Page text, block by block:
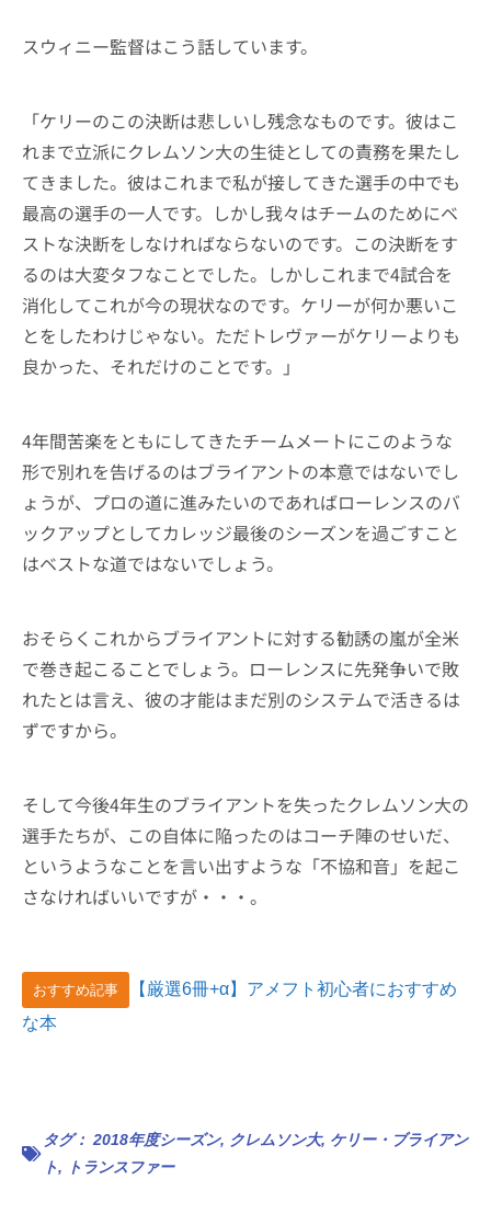
スウィニー監督はこう話しています。
「ケリーのこの決断は悲しいし残念なものです。彼はこ
れまで立派にクレムソン大の生徒としての責務を果たし
てきました。彼はこれまで私が接してきた選手の中でも
最高の選手の一人です。しかし我々はチームのためにベ
ストな決断をしなければならないのです。この決断をす
るのは大変タフなことでした。しかしこれまで4試合を
消化してこれが今の現状なのです。ケリーが何か悪いこ
とをしたわけじゃない。ただトレヴァーがケリーよりも
良かった、それだけのことです。」
4年間苦楽をともにしてきたチームメートにこのような
形で別れを告げるのはブライアントの本意ではないでし
ょうが、プロの道に進みたいのであればローレンスのバ
ックアップとしてカレッジ最後のシーズンを過ごすこと
はベストな道ではないでしょう。
おそらくこれからブライアントに対する勧誘の嵐が全米
で巻き起こることでしょう。ローレンスに先発争いで敗
れたとは言え、彼の才能はまだ別のシステムで活きるは
ずですから。
そして今後4年生のブライアントを失ったクレムソン大の
選手たちが、この自体に陥ったのはコーチ陣のせいだ、
というようなことを言い出すような「不協和音」を起こ
さなければいいですが・・・。
おすすめ記事
【厳選6冊+α】アメフト初心者におすすめ
な本
タグ： 2018年度シーズン, クレムソン大, ケリー・ブライアン
ト, トランスファー